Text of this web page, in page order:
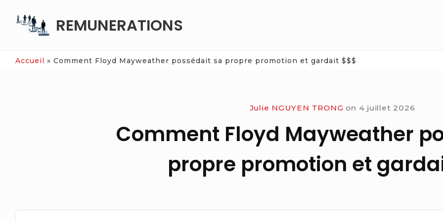
REMUNERATIONS
Accueil » Comment Floyd Mayweather possédait sa propre promotion et gardait $$$
Julie NGUYEN TRONG on 4 juillet 2026
Comment Floyd Mayweather
propre promotion et